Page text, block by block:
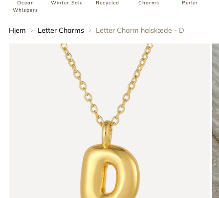
Ocean
Whispers
Winter Sale Recycled Charms Perler
Hjem Letter Charms Letter Charm halskæde - D